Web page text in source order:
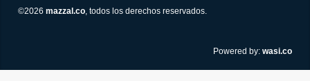
©2026 mazzal.co, todos los derechos reservados.
Powered by: wasi.co